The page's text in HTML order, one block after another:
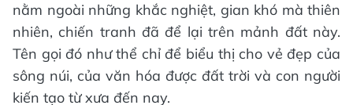
nằm ngoài những khắc nghiệt, gian khó mà thiên
nhiên, chiến tranh đã để lại trên mảnh đất này.
Tên gọi đó như thể chỉ để biểu thị cho vẻ đẹp của
sông núi, của văn hóa được đất trời và con người
kiến tạo từ xưa đến nay.